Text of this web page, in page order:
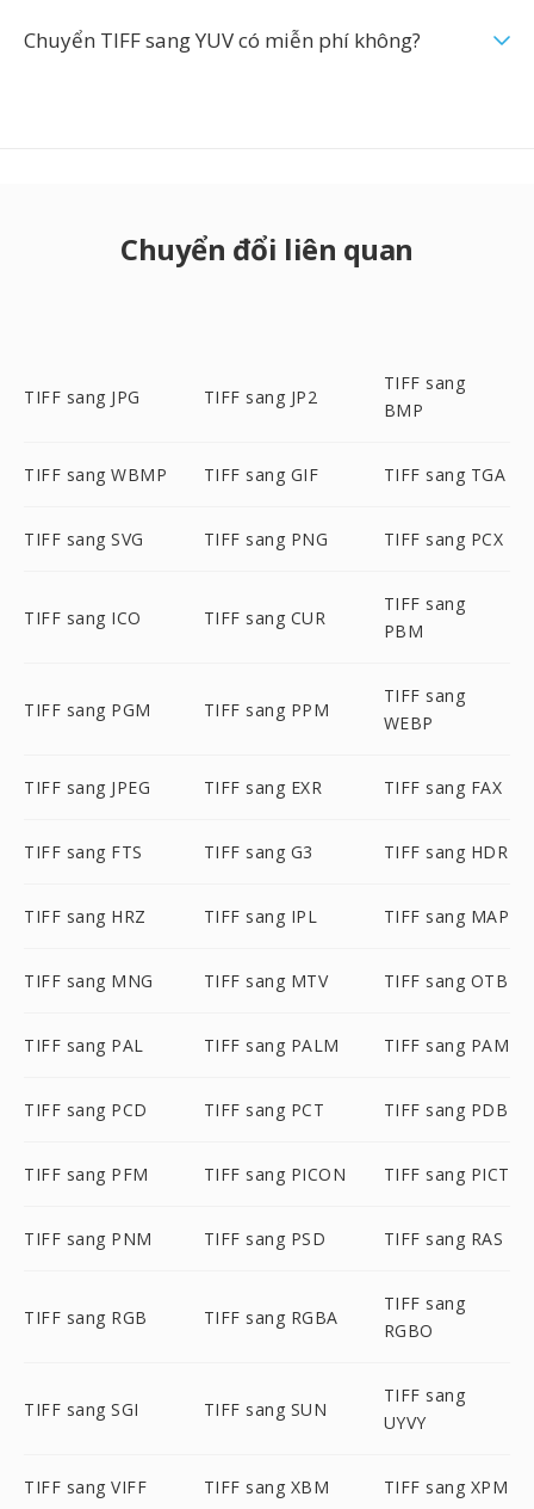
Chuyển TIFF sang YUV có miễn phí không?
Chuyển đổi liên quan
TIFF sang JPG TIFF sang JP2
TIFF sang
BMP
TIFF sang WBMP TIFF sang GIF TIFF sang TGA
TIFF sang SVG TIFF sang PNG TIFF sang PCX
TIFF sang ICO TIFF sang CUR
TIFF sang
PBM
TIFF sang PGM TIFF sang PPM
TIFF sang
WEBP
TIFF sang JPEG TIFF sang EXR TIFF sang FAX
TIFF sang FTS TIFF sang G3 TIFF sang HDR
TIFF sang HRZ TIFF sang IPL TIFF sang MAP
TIFF sang MNG TIFF sang MTV TIFF sang OTB
TIFF sang PAL TIFF sang PALM TIFF sang PAM
TIFF sang PCD TIFF sang PCT TIFF sang PDB
TIFF sang PFM TIFF sang PICON TIFF sang PICT
TIFF sang PNM TIFF sang PSD TIFF sang RAS
TIFF sang RGB TIFF sang RGBA
TIFF sang
RGBO
TIFF sang SGI TIFF sang SUN
TIFF sang
UYVY
TIFF sang VIFF TIFF sang XBM TIFF sang XPM